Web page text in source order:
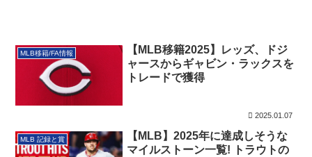
MLB移籍/FA情報
【MLB移籍2025】レッズ、ドジ
ャースからギャビン・ラックスを
トレードで獲得
2025.01.07
MLB 記録と賞
【MLB】2025年に達成しそうな
マイルストーン一覧! トラウトの